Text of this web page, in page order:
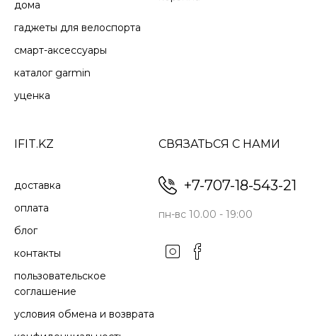
дома
гаджеты для велоспорта
смарт-аксессуары
каталог garmin
уценка
IFIT.KZ
доставка
оплата
блог
контакты
пользовательское
соглашение
условия обмена и возврата
СВЯЗАТЬСЯ С НАМИ
+7-707-18-543-21
пн-вс 10.00 - 19:00